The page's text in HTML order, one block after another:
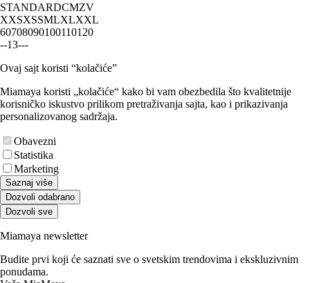
STANDARDCMZV
XXSXSSMLXLXXL
60708090100110120
--13---
Ovaj sajt koristi “kolačiće”
Miamaya koristi „kolačiće“ kako bi vam obezbedila što kvalitetnije
korisničko iskustvo prilikom pretraživanja sajta, kao i prikazivanja
personalizovanog sadržaja.
Obavezni
Statistika
Marketing
Saznaj više
Dozvoli odabrano
Dozvoli sve
Miamaya newsletter
Budite prvi koji će saznati sve o svetskim trendovima i ekskluzivnim
ponudama.